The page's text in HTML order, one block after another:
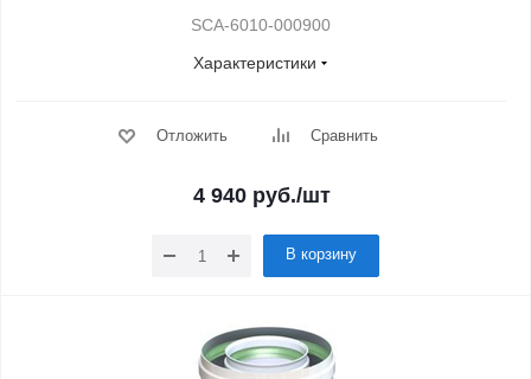
SCA-6010-000900
Характеристики
Отложить Сравнить
4 940руб./шт
В корзину